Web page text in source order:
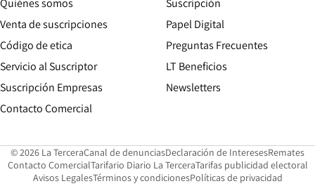
Quiénes somos
Venta de suscripciones
Código de etica Opens in new window
Servicio al Suscriptor
Suscripción Empresas
Contacto ComercialOpens in new window
Suscripción
Papel DigitalOpens in new
Preguntas Frecuentes
LT Beneficios
Newsletters
© 2026 La TerceraCanal de denunciasOpens in new window
Declaración de InteresesOpens in
Remates
Contacto ComercialOpens in new window
Tarifario Diario La TerceraOpens in new window
Tarifas publicidad electoral
Avisos LegalesOpens in new window
Términos y condicionesPolíticas de privacidad